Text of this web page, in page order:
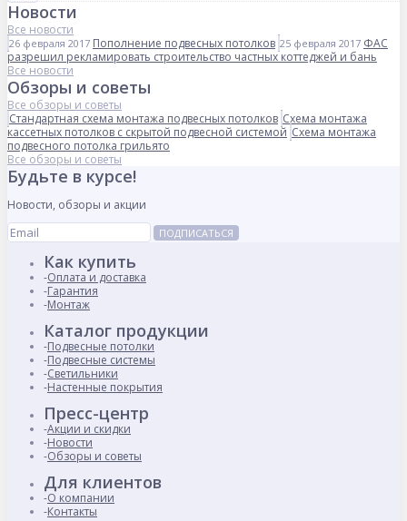
Новости
Все новости
26 февраля 2017 Пополнение подвесных потолков 25 февраля 2017 ФАС
разрешил рекламировать строительство частных коттеджей и бань
Все новости
Обзоры и советы
Все обзоры и советы
Стандартная схема монтажа подвесных потолков Схема монтажа
кассетных потолков с скрытой подвесной системой Схема монтажа
подвесного потолка грильято
Все обзоры и советы
Будьте в курсе!
Новости, обзоры и акции
ПОДПИСАТЬСЯ
Как купить
Оплата и доставка
Гарантия
Монтаж
Каталог продукции
Подвесные потолки
Подвесные системы
Светильники
Настенные покрытия
Пресс-центр
Акции и скидки
Новости
Обзоры и советы
Для клиентов
О компании
Контакты